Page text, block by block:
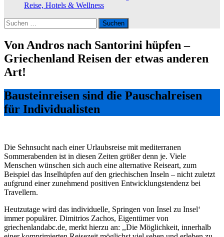
Reise, Hotels & Wellness
Suchen
nach:
Von Andros nach Santorini hüpfen –
Griechenland Reisen der etwas anderen
Art!
Bausteinreisen sind die Pauschalreisen
für Individualisten
Die Sehnsucht nach einer Urlaubsreise mit mediterranen
Sommerabenden ist in diesen Zeiten größer denn je. Viele
Menschen wünschen sich auch eine alternative Reiseart, zum
Beispiel das Inselhüpfen auf den griechischen Inseln – nicht zuletzt
aufgrund einer zunehmend positiven Entwicklungstendenz bei
Travellern.
Heutzutage wird das individuelle, Springen von Insel zu Insel‘
immer populärer. Dimitrios Zachos, Eigentümer von
griechenlandabc.de, merkt hierzu an: ,,Die Möglichkeit, innerhalb